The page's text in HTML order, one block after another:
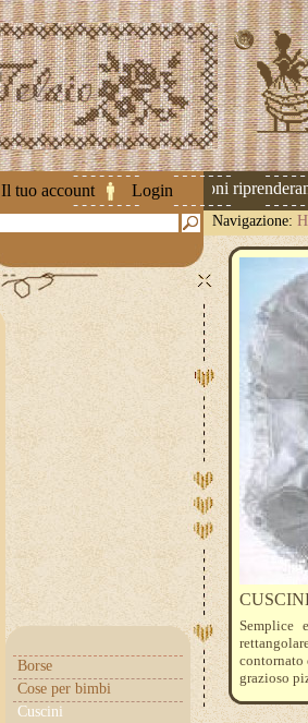
Il tuo account Login
Attenzione ! Le spedizioni
Navigazione:
Borse
Cose per bimbi
Cuscini
Semplice
contornato
grazioso